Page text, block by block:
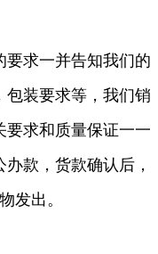
要求一并告知我们的
包装要求等，我们销
要求和质量保证一一
款，货款确认后，
发出。